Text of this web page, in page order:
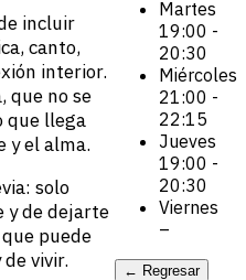
incluir
canto,
interior.
que no se
que llega
y el alma.
solo
y de dejarte
puede
vivir.
Martes
19:00 -
20:30
Miércoles
21:00 -
22:15
Jueves
19:00 -
20:30
Viernes
–
← Regresar